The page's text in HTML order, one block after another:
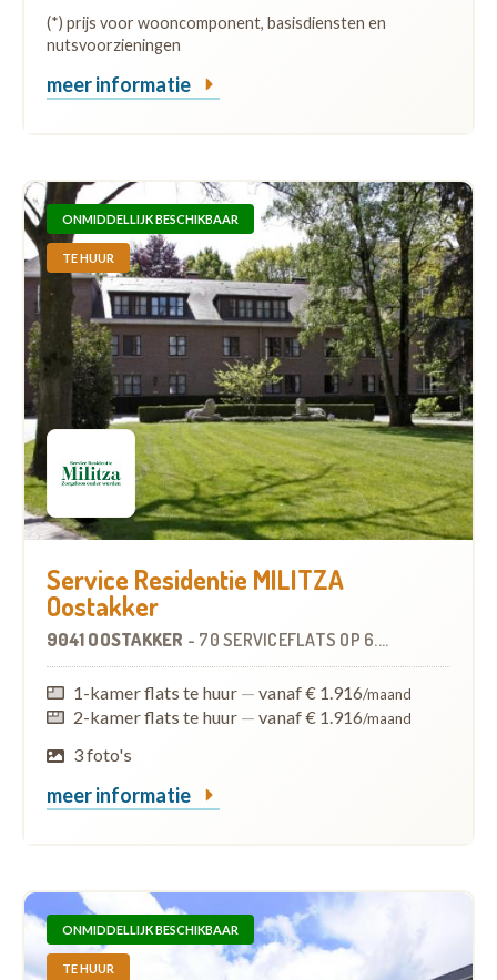
(*) prijs voor wooncomponent, basisdiensten en
nutsvoorzieningen
meer informatie
ONMIDDELLIJK BESCHIKBAAR
TE HUUR
Service Residentie MILITZA
Oostakker
9041 OOSTAKKER - 70 SERVICEFLATS OP 6.6 KM
1-kamer flats te huur — vanaf € 1.916/maand
2-kamer flats te huur — vanaf € 1.916/maand
3 foto's
meer informatie
ONMIDDELLIJK BESCHIKBAAR
TE HUUR